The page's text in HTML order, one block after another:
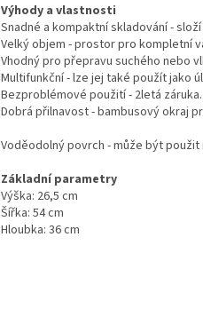
Výhody a vlastnosti
Snadné a kompaktní skladování -
Velký objem - prostor pro kompletní
Vhodný pro přepravu suchého nebo
Multifunkční - lze jej také použít jako
Bezproblémové použití - 2letá záruka.
Dobrá přilnavost - bambusový okraj
Voděodolný povrch - může být použit
Základní parametry
Výška: 26,5 cm
Šířka: 54 cm
Hloubka: 36 cm